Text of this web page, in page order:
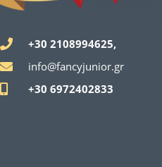
+30 2108994625,
info@fancyjunior.gr
+30 6972402833